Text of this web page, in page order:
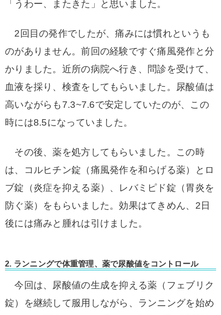
「うわー、またきた」と思いました。
2回目の発作でしたが、痛みには慣れというも
のがありません。前回の経験ですぐ痛風発作と分
かりました。近所の病院へ行き、問診を受けて、
血液を採り、検査をしてもらいました。尿酸値は
高いながらも7.3~7.6で安定していたのが、この
時には8.5になっていました。
その後、薬を処方してもらいました。この時
は、コルヒチン錠（痛風発作を和らげる薬）とロ
ブ錠（炎症を抑える薬）、レバミピド錠（胃炎を
防ぐ薬）をもらいました。効果はてきめん、2日
後には痛みと腫れは引けました。
2. ランニングで体重管理、薬で尿酸値をコントロール
今回は、尿酸値の生成を抑える薬（フェブリク
錠）を継続して服用しながら、ランニングを始め